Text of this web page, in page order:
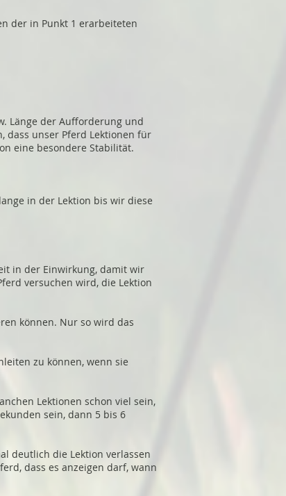
der in Punkt 1 erarbeiteten
Länge der Aufforderung und
dass unser Pferd Lektionen für
eine besondere Stabilität.
in der Lektion bis wir diese
in der Einwirkung, damit wir
versuchen wird, die Lektion
können. Nur so wird das
zu können, wenn sie
Lektionen schon viel sein,
sein, dann 5 bis 6
deutlich die Lektion verlassen
dass es anzeigen darf, wann